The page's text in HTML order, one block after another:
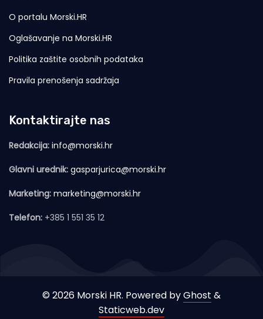
O portalu Morski.HR
Oglašavanje na Morski.HR
Politika zaštite osobnih podataka
Pravila prenošenja sadržaja
Kontaktirajte nas
Redakcija: info@morski.hr
Glavni urednik: gasparjurica@morski.hr
Marketing: marketing@morski.hr
Telefon: +385 1 551 35 12
© 2026 Morski HR. Powered byGhost &
Staticweb.dev